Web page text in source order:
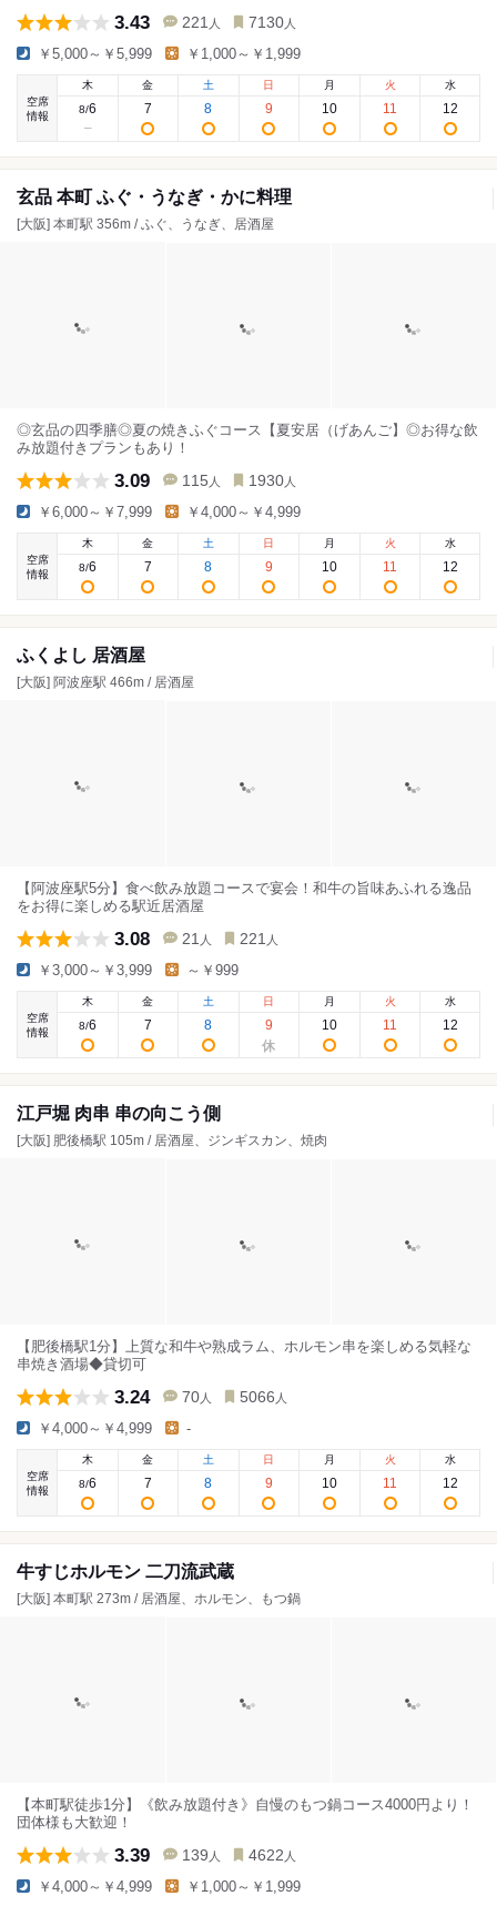
3.43 221 人 7130 人
￥5,000～￥5,999 ￥1,000～￥1,999
空席
情報
木
8/6
金
7
土
8
日
9
月
10
火
11
水
12
玄品 本町 ふぐ・うなぎ・かに料理
[大阪] 本町駅 356m / ふぐ、うなぎ、居酒屋
◎玄品の四季膳◎夏の焼きふぐコース【夏安居（げあんご】◎お得な飲
み放題付きプランもあり！
3.09 115 人 1930 人
￥6,000～￥7,999 ￥4,000～￥4,999
空席
情報
木
8/6
金
7
土
8
日
9
月
10
火
11
水
12
ふくよし 居酒屋
[大阪] 阿波座駅 466m / 居酒屋
【阿波座駅5分】食べ飲み放題コースで宴会！和牛の旨味あふれる逸品
をお得に楽しめる駅近居酒屋
3.08 21 人 221 人
￥3,000～￥3,999 ～￥999
空席
情報
木
8/6
金
7
土
8
日
9
月
10
火
11
水
12
江戸堀 肉串 串の向こう側
[大阪] 肥後橋駅 105m / 居酒屋、ジンギスカン、焼肉
【肥後橋駅1分】上質な和牛や熟成ラム、ホルモン串を楽しめる気軽な
串焼き酒場◆貸切可
3.24 70 人 5066 人
￥4,000～￥4,999 -
空席
情報
木
8/6
金
7
土
8
日
9
月
10
火
11
水
12
牛すじホルモン 二刀流武蔵
[大阪] 本町駅 273m / 居酒屋、ホルモン、もつ鍋
【本町駅徒歩1分】《飲み放題付き》自慢のもつ鍋コース4000円より！
団体様も大歓迎！
3.39 139 人 4622 人
￥4,000～￥4,999 ￥1,000～￥1,999